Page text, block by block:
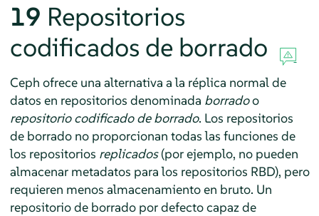
19 Repositorios
codificados de borrado
Ceph ofrece una alternativa a la réplica normal de
datos en repositorios denominada borradoo
repositorio codificado de borrado. Los repositorios
de borrado no proporcionan todas las funciones de
los repositorios replicados(por ejemplo, no pueden
almacenar metadatos para los repositorios RBD), pero
requieren menos almacenamiento en bruto. Un
repositorio de borrado por defecto capaz de